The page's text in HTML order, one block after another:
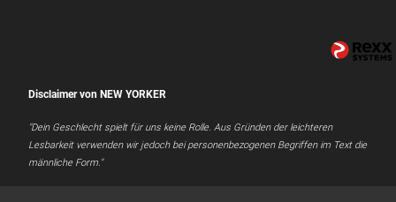
Disclaimer von NEW YORKER
"Dein Geschlecht spielt für uns keine Rolle. Aus Gründen der leichteren
Lesbarkeit verwenden wir jedoch bei personenbezogenen Begriffen im Text die
männliche Form."